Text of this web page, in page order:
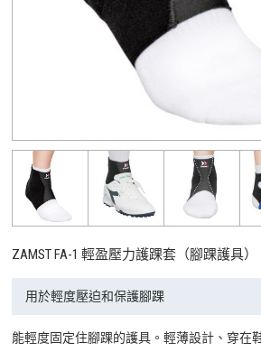
ZAMST FA-1 輕盈壓力護踝套（腳踝護具）
用於輕度壓迫和保護腳踝
能輕度固定住腳踝的護具。輕薄設計、穿在